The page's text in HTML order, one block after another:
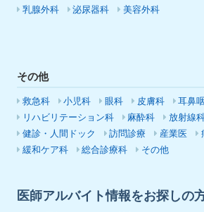
乳腺外科
泌尿器科 美容外科
その他
救急科 小児科 眼科 皮膚科 耳鼻
リハビリテーション科
麻酔科 放射線
健診・人間ドック
訪問診療 産業医
緩和ケア科
総合診療科 その他
医師アルバイト情報をお探しの